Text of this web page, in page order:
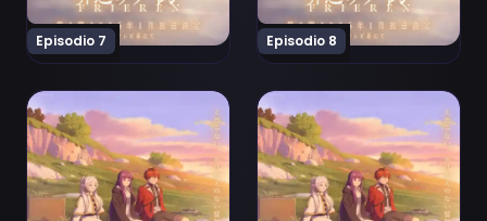
Episodio 7 Episodio 8
Ver Sousou no Frieren 2nd Season Episodio 9
Ver Sousou no Frieren 2nd